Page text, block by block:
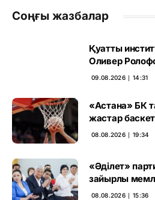
Соңғы жазбалар
Қуатты
Оливер
сайлауының
09.08.2026 ∣ 14:31
«Астана» БК
жастар
08.08.2026 ∣ 19:34
«Әділет»
зайырлы
тәртіп»
08.08.2026 ∣ 15:36